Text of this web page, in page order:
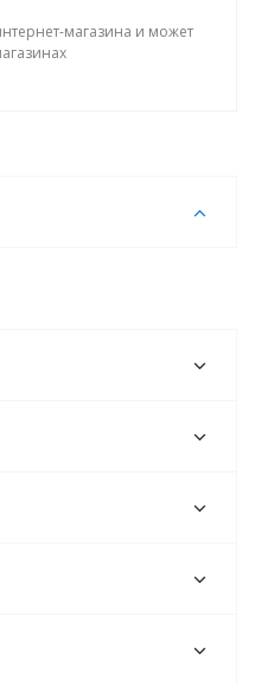
магазина и может